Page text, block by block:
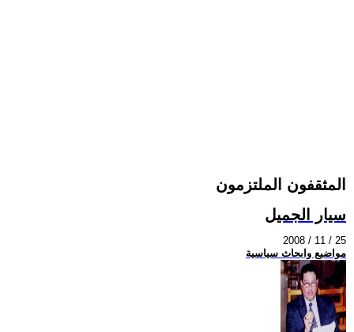
المثقفون الملتزمون
سيار الجميل
2008 / 11 / 25
مواضيع وابحاث سياسية